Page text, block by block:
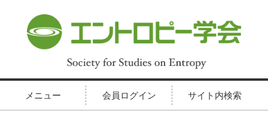
メニュー 会員ログイン サイト内検索